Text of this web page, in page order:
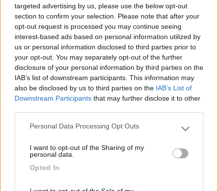
targeted advertising by us, please use the below opt-out
section to confirm your selection. Please note that after your
opt-out request is processed you may continue seeing
interest-based ads based on personal information utilized by
us or personal information disclosed to third parties prior to
your opt-out. You may separately opt-out of the further
disclosure of your personal information by third parties on the
IAB’s list of downstream participants. This information may
also be disclosed by us to third parties on the IAB’s List of
Downstream Participants that may further disclose it to other
Please note that this website/app uses one or more Google
not limited to your visit or usage behaviour. You may click to
use your data for below specified purposes in below Google
Personal Data Processing Opt Outs
I want to opt-out of the Sharing of my
personal data.
Opted In
Marco
mr70it
513
Inserito il 19/09/2018 alle:22:13:09
In risposta al messaggio diMaxCancerdel 18/09/2018alle15:31:32
ciao, si avevo letto il post ma come ho scritto sopra, costano più di
so perfettamente che bisogna cambiare il fanale, come nelle auto, ma per
le auto si trovano versione aftermarket a poche centinaia di euro la
coppia, speravo di trovare qalcosa di simile anche per questo tipo di
320 sono tanti ma tieni conto dei vantaggi:
-nessun possibile problema di compatibilità
-miglior risultato